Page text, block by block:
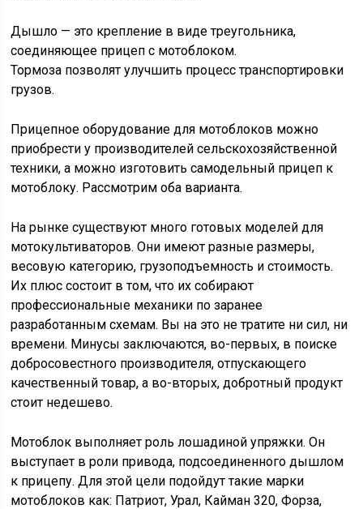
Дышло — это крепление в виде треугольника,
соединяющее прицеп с мотоблоком.
Тормоза позволят улучшить процесс транспортировки
грузов.
Прицепное оборудование для мотоблоков можно
приобрести у производителей сельскохозяйственной
техники, а можно изготовить самодельный прицеп к
мотоблоку. Рассмотрим оба варианта.
На рынке существуют много готовых моделей для
мотокультиваторов. Они имеют разные размеры,
весовую категорию, грузоподъемность и стоимость.
Их плюс состоит в том, что их собирают
профессиональные механики по заранее
разработанным схемам. Вы на это не тратите ни сил, ни
времени. Минусы заключаются, во-первых, в поиске
добросовестного производителя, отпускающего
качественный товар, а во-вторых, добротный продукт
стоит недешево.
Мотоблок выполняет роль лошадиной упряжки. Он
выступает в роли привода, подсоединенного дышлом
к прицепу. Для этой цели подойдут такие марки
мотоблоков как: Патриот, Урал, Кайман 320, Форза,